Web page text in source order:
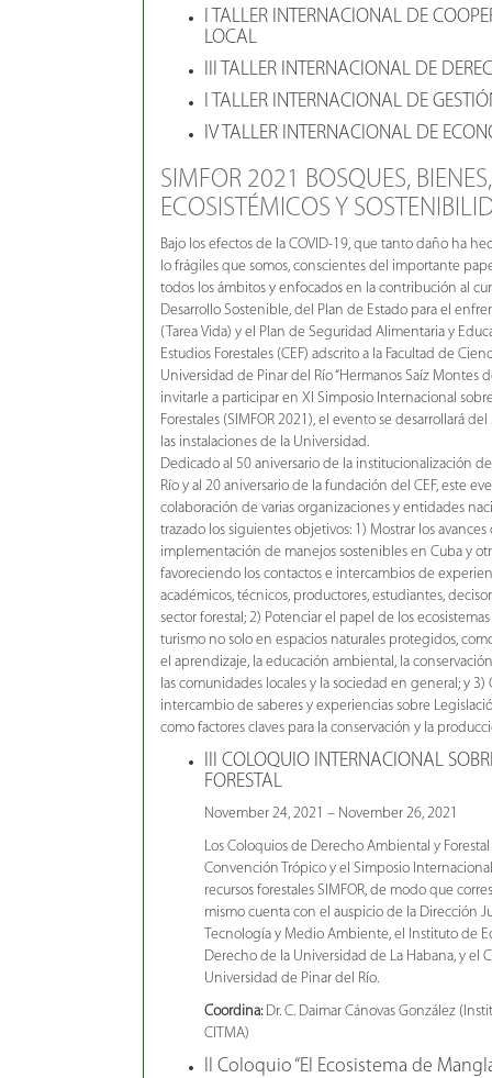
I TALLER INTERNACIONAL DE
LOCAL
III TALLER INTERNACIONAL DE
I TALLER INTERNACIONAL DE
IV TALLER INTERNACIONAL DE
SIMFOR 2021 BOSQUES,
ECOSISTÉMICOS Y
Bajo los efectos de la COVID-19, que tanto daño ha
lo frágiles que somos, conscientes del importante
todos los ámbitos y enfocados en la contribución al
Desarrollo Sostenible, del Plan de Estado para el
(Tarea Vida) y el Plan de Seguridad Alimentaria y
Estudios Forestales (CEF) adscrito a la Facultad de
Universidad de Pinar del Río “Hermanos Saíz Montes
invitarle a participar en XI Simposio Internacional
Forestales (SIMFOR 2021), el evento se desarrollará
las instalaciones de la Universidad.
Dedicado al 50 aniversario de la institucionalización
Río y al 20 aniversario de la fundación del CEF, este
colaboración de varias organizaciones y entidades
trazado los siguientes objetivos: 1) Mostrar los avances
implementación de manejos sostenibles en Cuba y
favoreciendo los contactos e intercambios de
académicos, técnicos, productores, estudiantes,
sector forestal; 2) Potenciar el papel de los
turismo no solo en espacios naturales protegidos,
el aprendizaje, la educación ambiental, la
las comunidades locales y la sociedad en general; y
intercambio de saberes y experiencias sobre
como factores claves para la conservación y la
III COLOQUIO INTERNACIONAL
FORESTAL
November 24, 2021 – November 26, 2021
Los Coloquios de Derecho Ambiental y
Convención Trópico y el Simposio
recursos forestales SIMFOR, de modo que
mismo cuenta con el auspicio de la Dirección
Tecnología y Medio Ambiente, el Instituto de
Derecho de la Universidad de La Habana, y el
Universidad de Pinar del Río.
Coordina:Dr. C. Daimar Cánovas González
CITMA)
II Coloquio “El Ecosistema de